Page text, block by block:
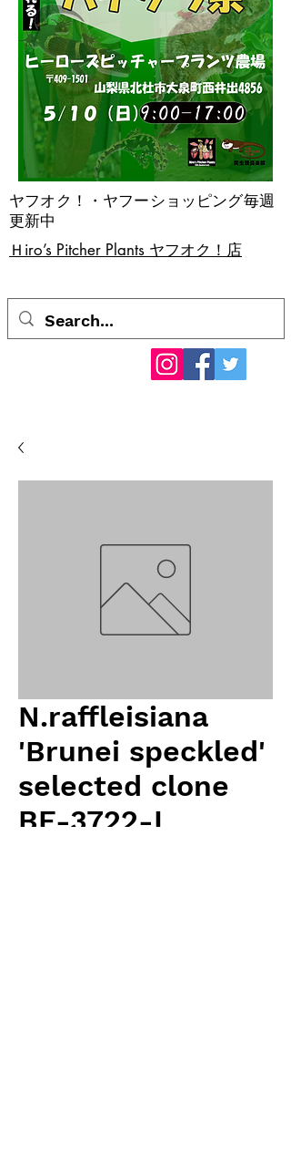
​Ｈiro’s Pitcher Plants ヤフオク！店
ヤフオク！・ヤフーショッピング毎週
更新中
N.raffleisiana
'Brunei speckled'
selected clone
BE-3722-L